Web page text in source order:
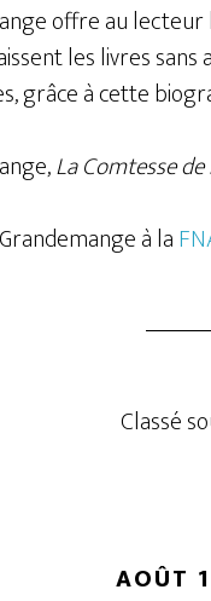
offre au
les livres sans
grâce à cette
La Comtesse
à la
Classé
AOÛT